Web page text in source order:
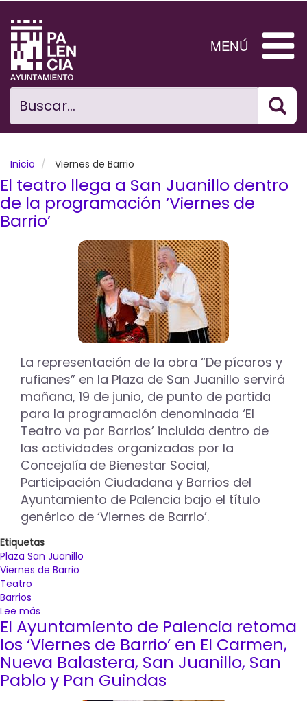
contenido
principal
Buscar...
MENÚ
Ciudad
El Ayuntamiento
Noticias
Planificación Ciudad
Areas municipales
Inicio Viernes de Barrio
El teatro llega a San Juanillo dentro
de la programación ‘Viernes de
Barrio’
La representación de la obra “De pícaros y
rufianes” en la Plaza de San Juanillo servirá
mañana, 19 de junio, de punto de partida
para la programación denominada ‘El
Teatro va por Barrios’ incluida dentro de
las actividades organizadas por la
Concejalía de Bienestar Social,
Participación Ciudadana y Barrios del
Ayuntamiento de Palencia bajo el título
genérico de ‘Viernes de Barrio’.
Etiquetas
Plaza San Juanillo
Viernes de Barrio
Teatro
Barrios
Lee más
El
teatro
llega
a
San
Juanillo
El Ayuntamiento de Palencia retoma
los ‘Viernes de Barrio’ en El Carmen,
Nueva Balastera, San Juanillo, San
Pablo y Pan Guindas